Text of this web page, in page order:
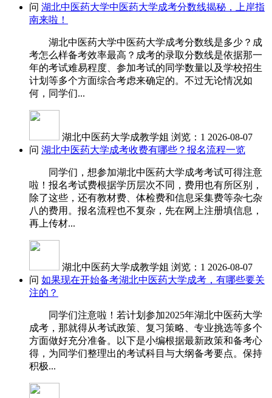
问 湖北中医药大学中医药大学成考分数线揭秘，上岸指
南来啦！
湖北中医药大学中医药大学成考分数线是多少？成
考怎么样备考效率最高？成考的录取分数线是依据那一
年的考试难易程度、参加考试的同学数量以及学校招生
计划等多个方面综合考虑来确定的。不过无论情况如
何，同学们...
湖北中医药大学成教学姐 浏览：1 2026-08-07
问 湖北中医药大学成考收费有哪些？报名流程一览
同学们，想参加湖北中医药大学成考考试可得注意
啦！报名考试费根据学历层次不同，费用也有所区别，
除了这些，还有教材费、体检费和信息采集费等杂七杂
八的费用。报名流程也不复杂，先在网上注册填信息，
再上传材...
湖北中医药大学成教学姐 浏览：1 2026-08-07
问 如果现在开始备考湖北中医药大学成考，有哪些要关
注的？
同学们注意啦！若计划参加2025年湖北中医药大学
成考，那就得从考试政策、复习策略、专业挑选等多个
方面做好充分准备。以下是小编根据最新政策和备考心
得，为同学们整理出的考试科目与大纲备考要点。保持
积极...